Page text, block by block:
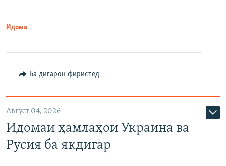
Идома
Ба дигарон фиристед
Август 04, 2026
Идомаи ҳамлаҳои Украина ва
Русия ба якдигар